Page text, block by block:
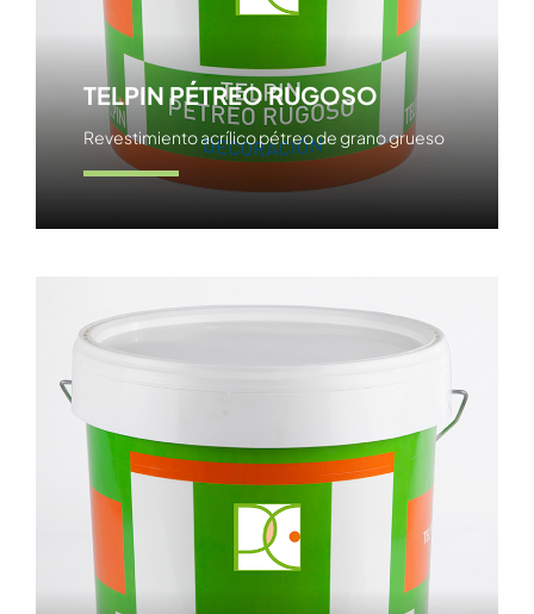
TELPIN PÉTREO RUGOSO
Revestimiento acrílico pétreo de grano grueso
Ver producto